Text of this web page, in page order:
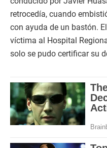
retrocedía, cuando
con ayuda de un bastón.
víctima al Hospital
solo se pudo certificar su